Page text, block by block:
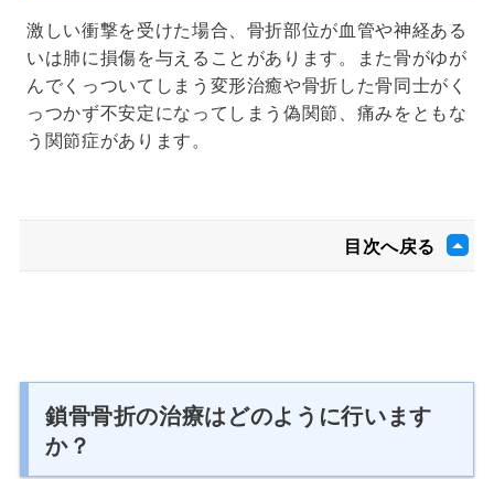
激しい衝撃を受けた場合、骨折部位が血管や神経ある
いは肺に損傷を与えることがあります。また骨がゆが
んでくっついてしまう変形治癒や骨折した骨同士がく
っつかず不安定になってしまう偽関節、痛みをともな
う関節症があります。
目次へ戻る
鎖骨骨折の治療はどのように行います
か？